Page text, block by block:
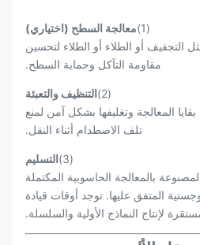
(1)
معالجة السطح (اختياري)
التجفيف أو الطلاء أو الطلاء لتحسين
مقاومة التآكل وحماية السطح.
(2)
التنظيف والتعبئة
بقايا المعالجة وتغليفها بشكل آمن لمنع
تلف الاصطدام أثناء النقل.
(3)
التسليم
بالمعالجة الحاسوبية المكتملة
المتفق عليها. توجد أوقات قيادة
لإنتاج النماذج الأولية والسلسلة.